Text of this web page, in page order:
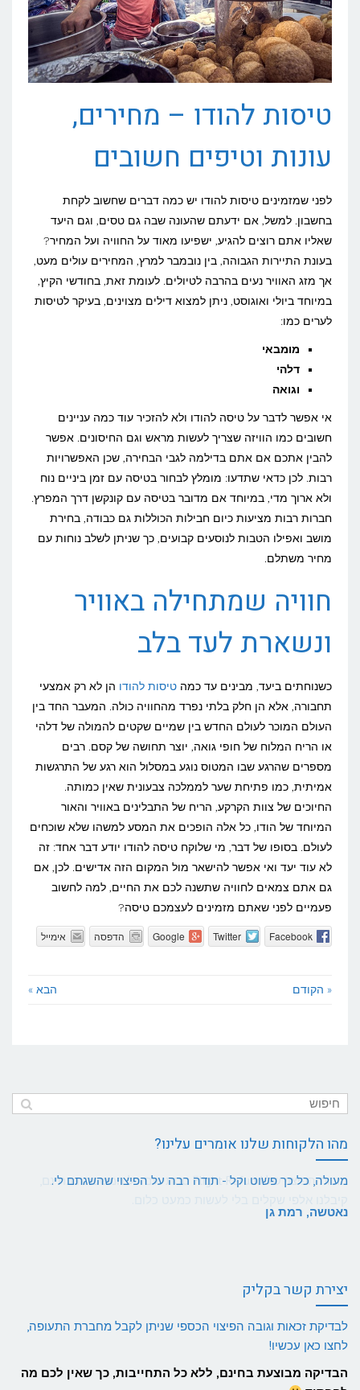
טיסות להודו – מחירים,
עונות וטיפים חשובים
לפני שמזמינים טיסות להודו יש כמה דברים שחשוב לקחת
בחשבון. למשל, אם ידעתם שהעונה שבה גם טסים, וגם היעד
שאליו אתם רוצים להגיע, ישפיעו מאוד על החוויה ועל המחיר?
בעונת התיירות הגבוהה, בין נובמבר למרץ, המחירים עולים מעט,
אך מזג האוויר נעים בהרבה לטיולים. לעומת זאת, בחודשי הקיץ,
במיוחד ביולי ואוגוסט, ניתן למצוא דילים מצוינים, בעיקר לטיסות
לערים כמו:
מומבאי
דלהי
וגואה
אי אפשר לדבר על טיסה להודו ולא להזכיר עוד כמה עניינים
חשובים כמו הוויזה שצריך לעשות מראש וגם החיסונים. אפשר
להבין אתכם אם אתם בדילמה לגבי הבחירה, שכן האפשרויות
רבות. לכן כדאי שתדעו: מומלץ לבחור בטיסה עם זמן ביניים נוח
ולא ארוך מדי, במיוחד אם מדובר בטיסה עם קונקשן דרך המפרץ.
חברות רבות מציעות כיום חבילות הכוללות גם כבודה, בחירת
מושב ואפילו הטבות לנוסעים קבועים, כך שניתן לשלב נוחות עם
מחיר משתלם.
חוויה שמתחילה באוויר
ונשארת לעד בלב
כשנוחתים ביעד, מבינים עד כמה טיסות להודו הן לא רק אמצעי
תחבורה, אלא הן חלק בלתי נפרד מהחוויה כולה. המעבר החד בין
העולם המוכר לעולם החדש בין שמיים שקטים להמולה של דלהי
או הריח המלוח של חופי גואה, יוצר תחושה של קסם. רבים
מספרים שהרגע שבו המטוס נוגע במסלול הוא רגע של התרגשות
אמיתית, כמו פתיחת שער לממלכה צבעונית שאין כמותה.
החיוכים של צוות הקרקע, הריח של התבלינים באוויר והאור
המיוחד של הודו, כל אלה הופכים את המסע למשהו שלא שוכחים
לעולם. בסופו של דבר, מי שלוקח טיסה להודו יודע דבר אחד: זה
לא עוד יעד ואי אפשר להישאר מול המקום הזה אדישים. לכן, אם
גם אתם צמאים לחוויה שתשנה לכם את החיים, למה לחשוב
פעמיים לפני שאתם מזמינים לעצמכם טיסה?
Facebook
Twitter
Google הדפסה אימייל
« הקודם הבא »
מהו הלקוחות שלנו אומרים עלינו?
מעולה, כל כך פשוט וקל - תודה רבה על הפיצוי שהשגתם לי.
נאטשה, רמת גן
יצירת קשר בקליק
לבדיקת זכאות וגובה הפיצוי הכספי שניתן לקבל מחברת התעופה,
לחצו כאן עכשיו!
הבדיקה מבוצעת בחינם, ללא כל התחייבות, כך שאין לכם מה